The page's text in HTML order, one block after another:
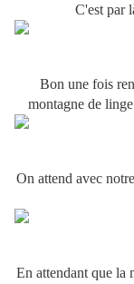
C'est par
Bon une fois
montagne de
On attend avec
En attendant que la